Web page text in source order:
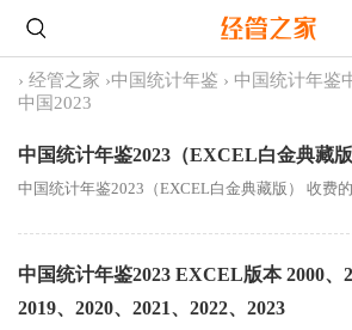
› 经管之家 ›中国统计年鉴 › 中国统计年鉴
中国2023
中国统计年鉴2023（EXCEL白金典藏版
中国统计年鉴2023（EXCEL白金典藏版） 收费的
中国统计年鉴2023 EXCEL版本 2000、
2019、2020、2021、2022、2023